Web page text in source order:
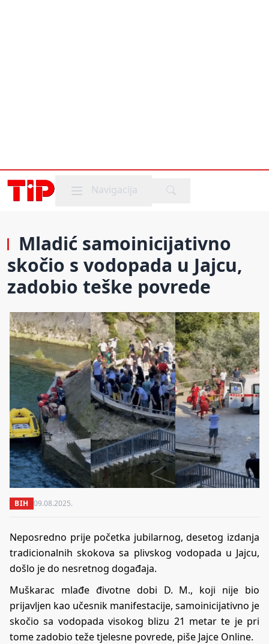
Mobile menu
Navigacija
Mladić samoinicijativno
skočio s vodopada u Jajcu,
zadobio teške povrede
BIH 09.08.2025.
Neposredno prije početka jubilarnog, desetog izdanja
tradicionalnih skokova sa plivskog vodopada u Jajcu,
došlo je do nesretnog događaja.
Muškarac mlađe đivotne dobi D. M., koji nije bio
prijavljen kao učesnik manifestacije, samoinicijativno je
skočio sa vodopada visokog blizu 21 metar te je pri
tome zadobio teže tjelesne povrede, piše Jajce Online.